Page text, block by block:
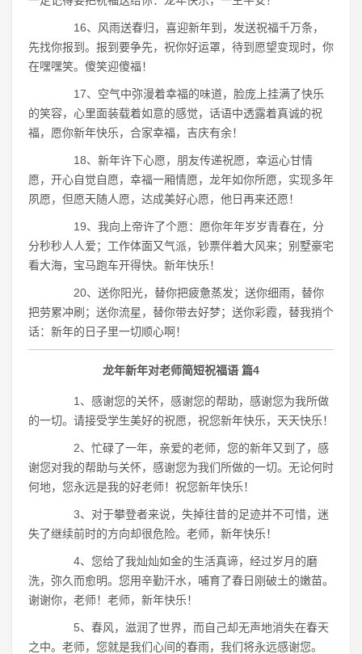
16、风雨送春归，喜迎新年到，发送祝福千万条，
先找你报到。报到要争先，祝你好运罩，待到愿望变现时，你
在嘿嘿笑。傻笑迎傻福！
17、空气中弥漫着幸福的味道，脸庞上挂满了快乐
的笑容，心里面装载着如意的感觉，话语中透露着真诚的祝
福，愿你新年快乐，合家幸福，吉庆有余！
18、新年许下心愿，朋友传递祝愿，幸运心甘情
愿，开心自觉自愿，幸福一厢情愿，龙年如你所愿，实现多年
夙愿，但愿天随人愿，达成美好心愿，他日再来还愿！
19、我向上帝许了个愿：愿你年年岁岁青春在，分
分秒秒人人爱；工作体面又气派，钞票伴着大风来；别墅豪宅
看大海，宝马跑车开得快。新年快乐！
20、送你阳光，替你把疲惫蒸发；送你细雨，替你
把劳累冲刷；送你流星，替你带去好梦；送你彩霞，替我捎个
话：新年的日子里一切顺心啊！
龙年新年对老师简短祝福语 篇4
1、感谢您的关怀，感谢您的帮助，感谢您为我所做
的一切。请接受学生美好的祝愿，祝您新年快乐，天天快乐！
2、忙碌了一年，亲爱的老师，您的新年又到了，感
谢您对我的帮助与关怀，感谢您为我们所做的一切。无论何时
何地，您永远是我的好老师！祝您新年快乐！
3、对于攀登者来说，失掉往昔的足迹并不可惜，迷
失了继续前时的方向却很危险。老师，新年快乐！
4、您给了我灿灿如金的生活真谛，经过岁月的磨
洗，弥久而愈明。您用辛勤汗水，哺育了春日刚破土的嫩苗。
谢谢你，老师！老师，新年快乐！
5、春风，滋润了世界，而自己却无声地消失在春天
之中。老师，您就是我们心间的春雨，我们将永远感谢您。